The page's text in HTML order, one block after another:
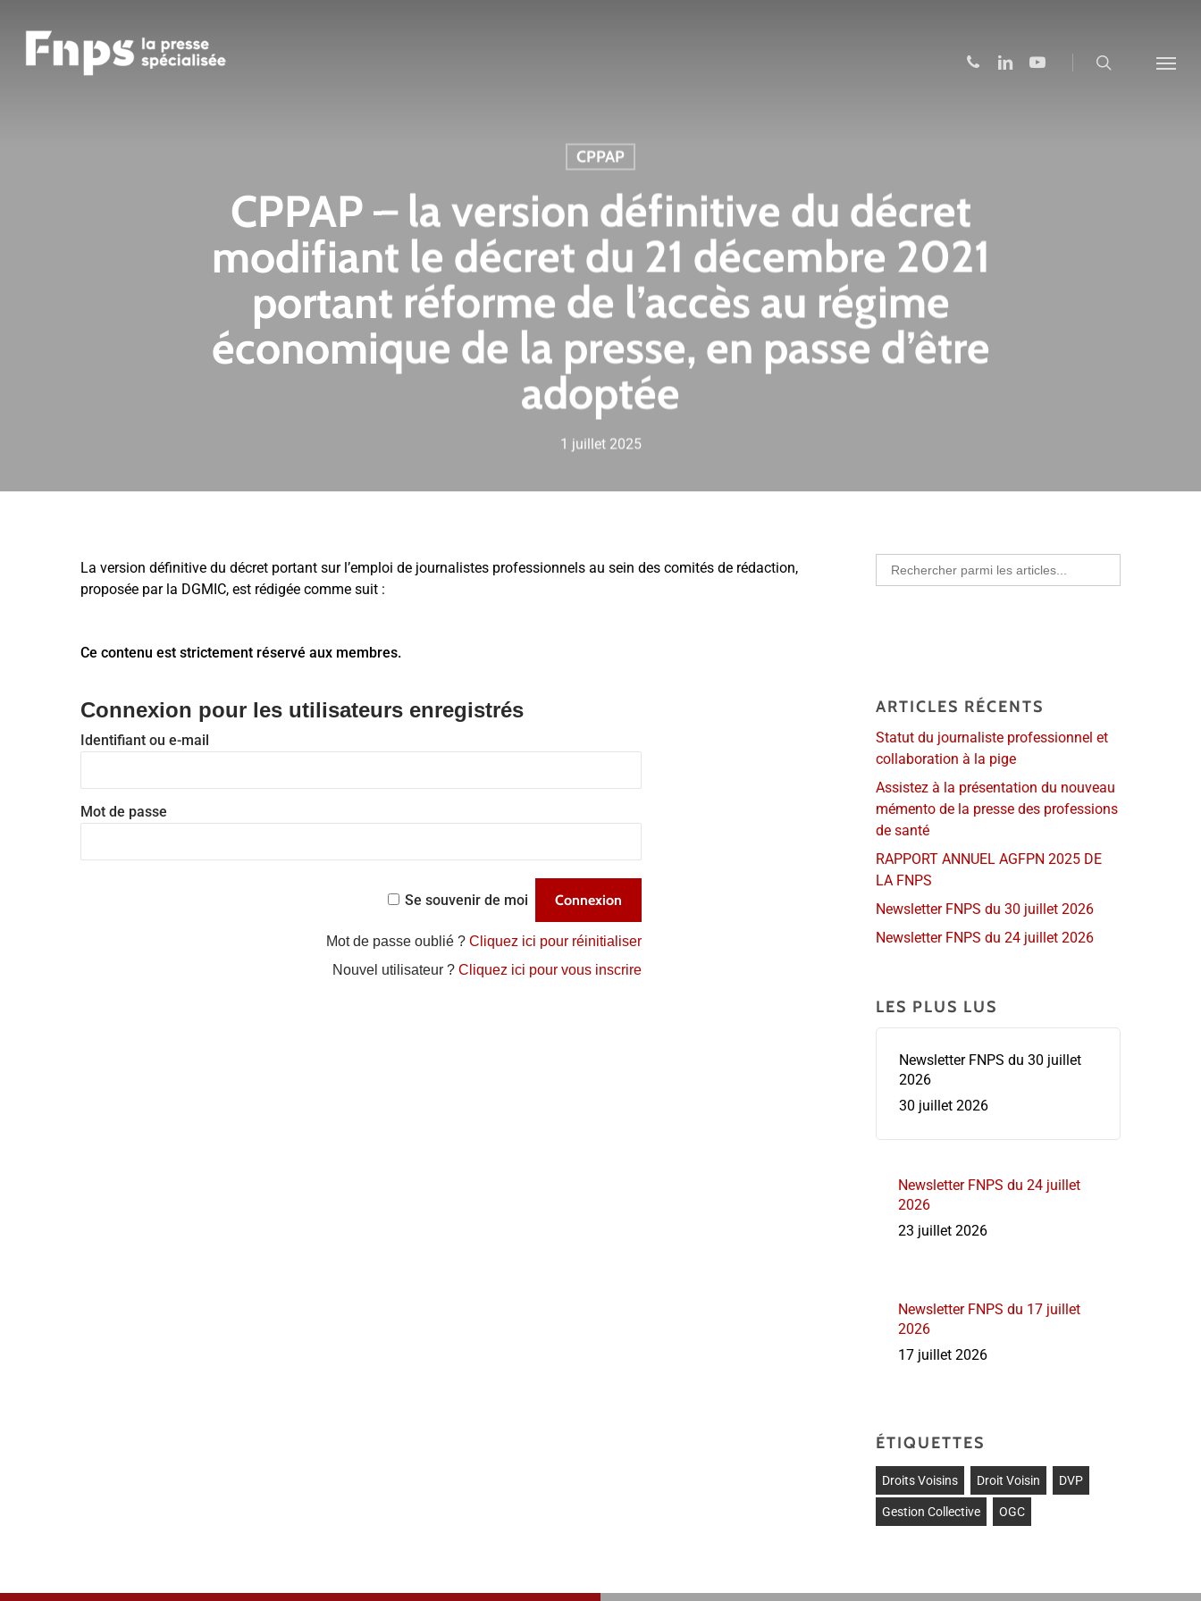
Menu
linkedin youtube
phone
CPPAP
CPPAP – la version définitive du décret
modifiant le décret du 21 décembre 2021
portant réforme de l’accès au régime
économique de la presse, en passe d’être
adoptée
1 juillet 2025
La version définitive du décret portant sur l’emploi de journalistes professionnels au sein des comités de rédaction,
proposée par la DGMIC, est rédigée comme suit :
Ce contenu est strictement réservé aux membres.
Connexion pour les utilisateurs enregistrés
Identifiant ou e-mail
Mot de passe
Se souvenir de moi
Mot de passe oublié ? Cliquez ici pour réinitialiser
Nouvel utilisateur ? Cliquez ici pour vous inscrire
Search
for:
ARTICLES RÉCENTS
Statut du journaliste professionnel et
collaboration à la pige
Assistez à la présentation du nouveau
mémento de la presse des professions
de santé
RAPPORT ANNUEL AGFPN 2025 DE
LA FNPS
Newsletter FNPS du 30 juillet 2026
Newsletter FNPS du 24 juillet 2026
LES PLUS LUS
Newsletter FNPS du 30 juillet
2026
30 juillet 2026
Newsletter FNPS du 24 juillet
2026
23 juillet 2026
Newsletter FNPS du 17 juillet
2026
17 juillet 2026
ÉTIQUETTES
Droits Voisins Droit Voisin DVP
Gestion Collective OGC